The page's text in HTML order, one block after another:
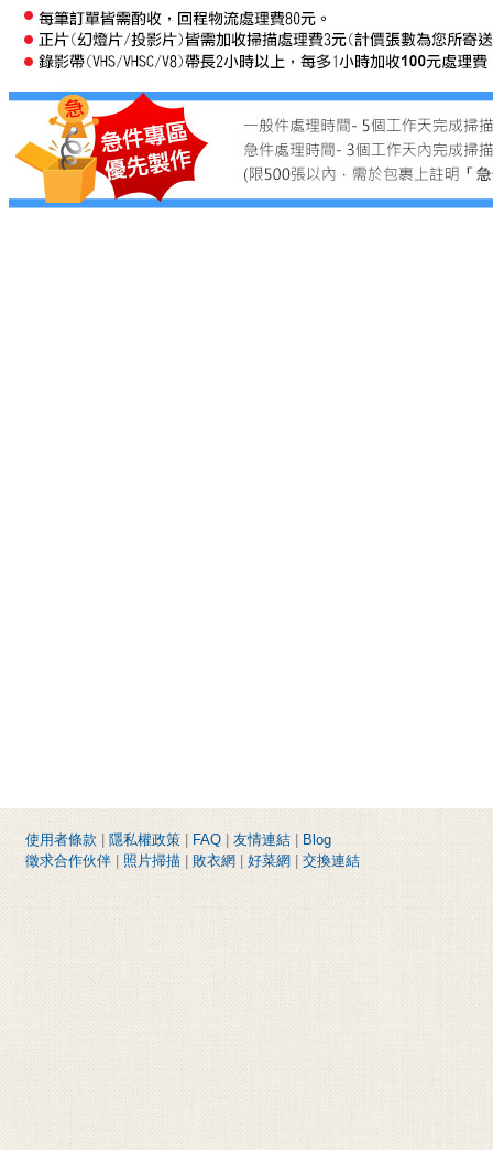
使用者條款 隱私權政策 FAQ 友情連結
Blog
徵求合作伙伴
照片掃描 敗衣網 好菜網 交換連結